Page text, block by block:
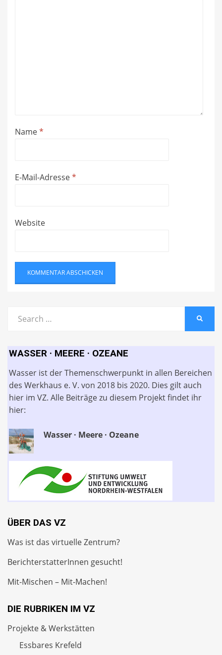
Name*
E-Mail-Adresse*
Website
for:
WASSER · MEERE · OZEANE
Wasser ist der Themenschwerpunkt in allen Bereichen
des Werkhaus e. V. von 2018 bis 2020. Dies gilt auch
hier im VZ. Alle Beiträge zu diesem Projekt findet ihr
hier:
Wasser · Meere · Ozeane
ÜBER DAS VZ
Was ist das virtuelle Zentrum?
BerichterstatterInnen gesucht!
Mit-Mischen – Mit-Machen!
DIE RUBRIKEN IM VZ
Projekte & Werkstätten
Essbares Krefeld